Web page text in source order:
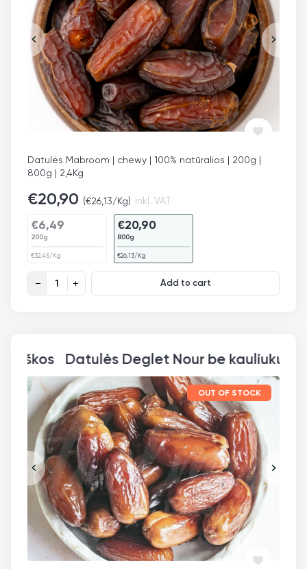
Datulės Mabroom | chewy | 100% natūralios | 200g |
800g | 2,4Kg
€20,90 (€26,13/Kg) inkl. VAT
€6,49
200g
€32,45/Kg
€20,90
800g
€26,13/Kg
Datulės Mabrum quantity Add to cart
Datulės
OUT OF STOCK